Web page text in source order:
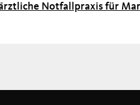
Notfallpraxis für